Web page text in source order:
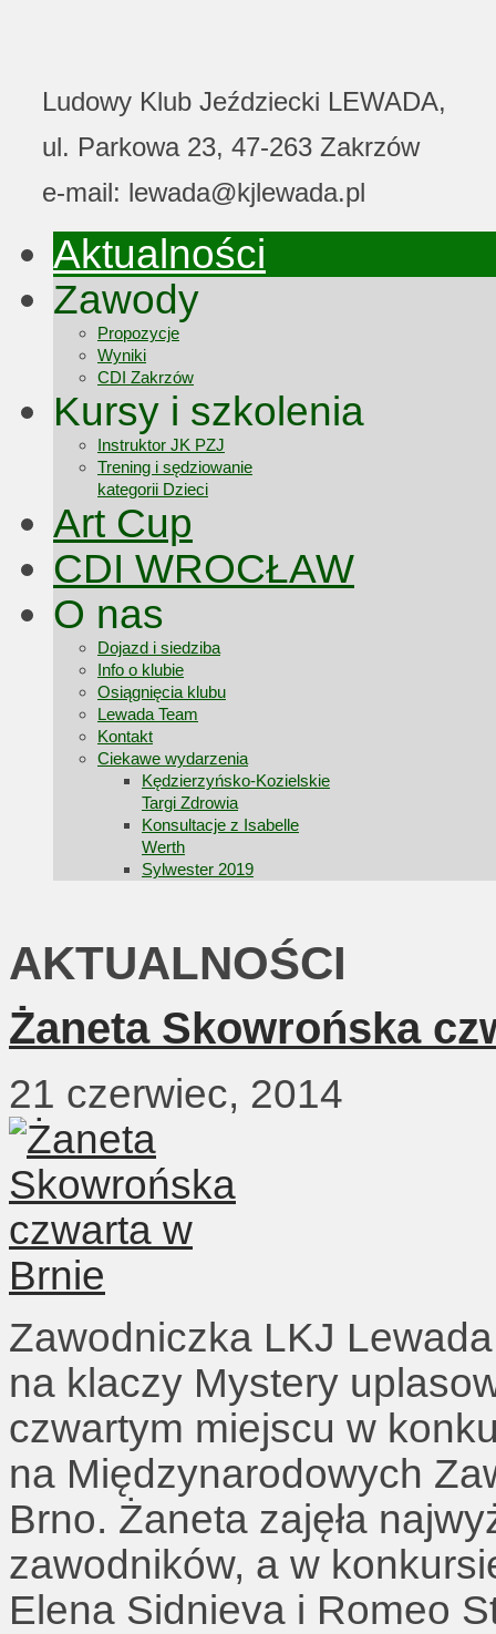
Ludowy Klub Jeździecki LEWADA,
ul. Parkowa 23, 47-263 Zakrzów
e-mail: lewada@kjlewada.pl
Aktualności
Zawody
Propozycje
Wyniki
CDI Zakrzów
Kursy i szkolenia
Instruktor JK PZJ
Trening i sędziowanie
kategorii Dzieci
Art Cup
CDI WROCŁAW
O nas
Dojazd i siedziba
Info o klubie
Osiągnięcia klubu
Lewada Team
Kontakt
Ciekawe wydarzenia
Kędzierzyńsko-Kozielskie
Targi Zdrowia
Konsultacje z Isabelle
Werth
Sylwester 2019
AKTUALNOŚCI
Żaneta Skowrońska
21 czerwiec, 2014
Zawodniczka LKJ
na klaczy Mystery
czwartym miejscu w
na Międzynarodowych
Brno. Żaneta zajęła
zawodników, a w
Elena Sidnieva i Romeo